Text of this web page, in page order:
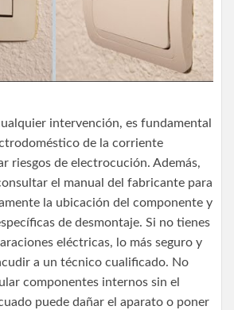
intervención, es fundamental
de la corriente
riesgos de electrocución. Además,
el manual del fabricante para
la ubicación del componente y
de desmontaje. Si no tienes
eléctricas, lo más seguro y
a un técnico cualificado. No
componentes internos sin el
puede dañar el aparato o poner